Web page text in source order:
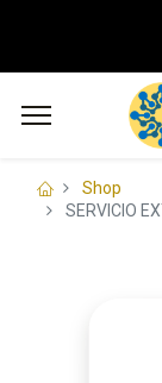
Shop
SERVICIO